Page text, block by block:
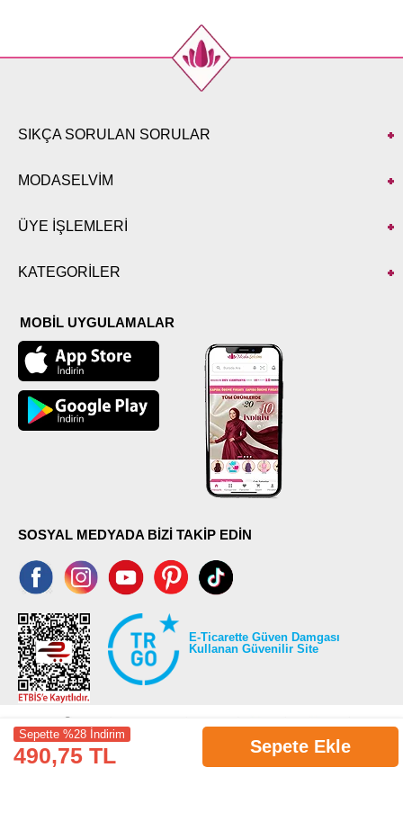
Sepette %28 İndirim
490,75 TL Sepete Ekle
SIKÇA SORULAN SORULAR
MODASELVİM
ÜYE İŞLEMLERİ
KATEGORİLER
MOBİL UYGULAMALAR
SOSYAL MEDYADA BİZİ TAKİP EDİN
E-Ticarette Güven Damgası
Kullanan Güvenilir Site
©2026 Tüm modaselvim.com hakları saklıdır.